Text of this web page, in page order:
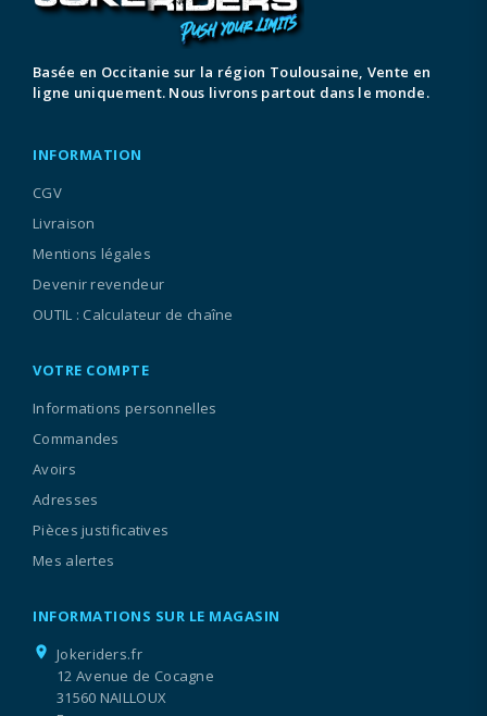
Basée en Occitanie sur la région Toulousaine, Vente en
ligne uniquement. Nous livrons partout dans le monde.
INFORMATION
CGV
Livraison
Mentions légales
Devenir revendeur
OUTIL : Calculateur de chaîne
VOTRE COMPTE
Informations personnelles
Commandes
Avoirs
Adresses
Pièces justificatives
Mes alertes
INFORMATIONS SUR LE MAGASIN
location_on
Jokeriders.fr
12 Avenue de Cocagne
31560 NAILLOUX